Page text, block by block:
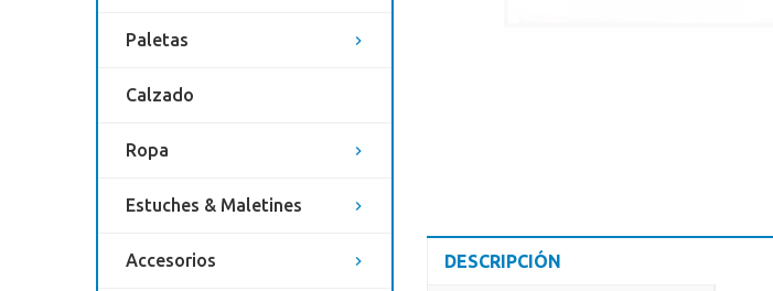
Paletas
Calzado
Ropa
Estuches & Maletines
Accesorios DESCRIPCIÓN